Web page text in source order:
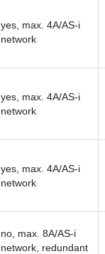
yes, max. 4A/AS-i
network
yes, max. 4A/AS-i
network
yes, max. 4A/AS-i
network
no, max. 8A/AS-i
network, redundant